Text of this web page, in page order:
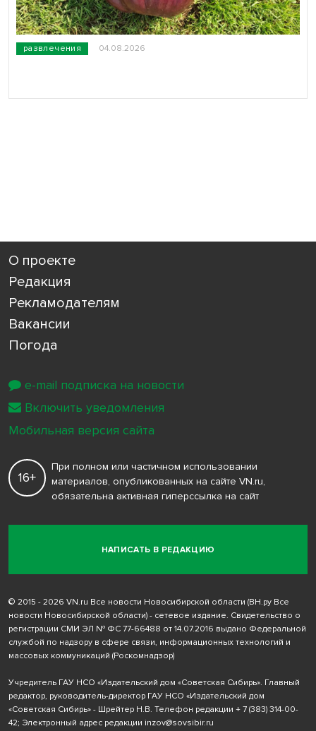
развлечения 04.08.2026
О проекте
Редакция
Рекламодателям
Вакансии
Погода
НАПИСАТЬ В РЕДАКЦИЮ
16+
При полном или частичном использовании
материалов, опубликованных на сайте VN.ru,
обязательна активная гиперссылка на сайт
© 2015 - 2026 VN.ru Все новости Новосибирской области (ВН.ру Все
новости Новосибирской области) - сетевое издание. Свидетельство о
регистрации СМИ ЭЛ № ФС 77-66488 от 14.07.2016 выдано Федеральной
службой по надзору в сфере связи, информационных технологий и
массовых коммуникаций (Роскомнадзор)
Учредитель ГАУ НСО «Издательский дом «Советская Сибирь». Главный
редактор, руководитель-директор ГАУ НСО «Издательский дом
«Советская Сибирь» - Шрейтер Н.В. Телефон редакции + 7 (383) 314-00-
42; Электронный адрес редакции inzov@sovsibir.ru
e-mail подписка на новости
Включить уведомления
Мобильная версия сайта